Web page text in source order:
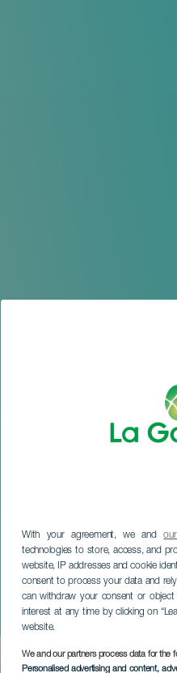
With your agreement, we and
technologies to store, access, and
website, IP addresses and cookie
consent to process your data and
can withdraw your consent or
interest at any time by clicking on
website.
We and our partners process data for the
Personalised advertising and content,
Jonay Mesa
LA GOMERA
Imagen